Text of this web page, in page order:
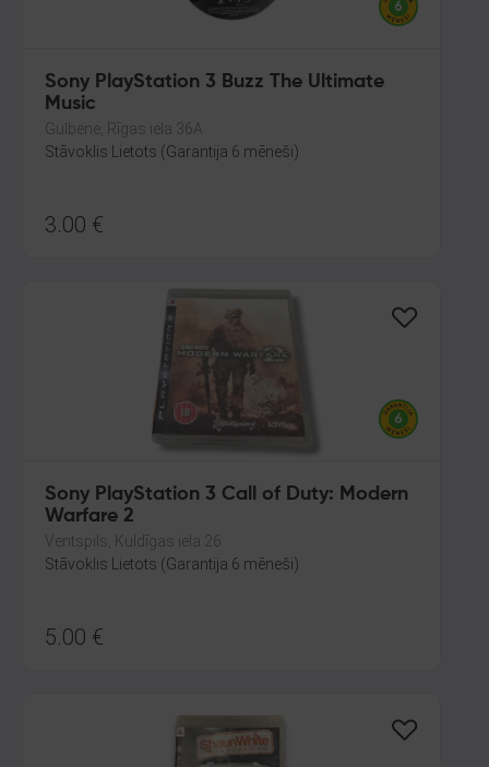
Sony PlayStation 3 Buzz The Ultimate
Music
Gulbene, Rīgas iela 36A
Stāvoklis Lietots (Garantija 6 mēneši)
3.00 €
Sony PlayStation 3 Call of Duty: Modern
Warfare 2
Ventspils, Kuldīgas iela 26
Stāvoklis Lietots (Garantija 6 mēneši)
5.00 €